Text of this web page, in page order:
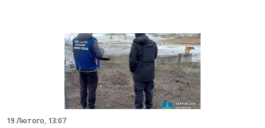
19 Лютого, 13:07